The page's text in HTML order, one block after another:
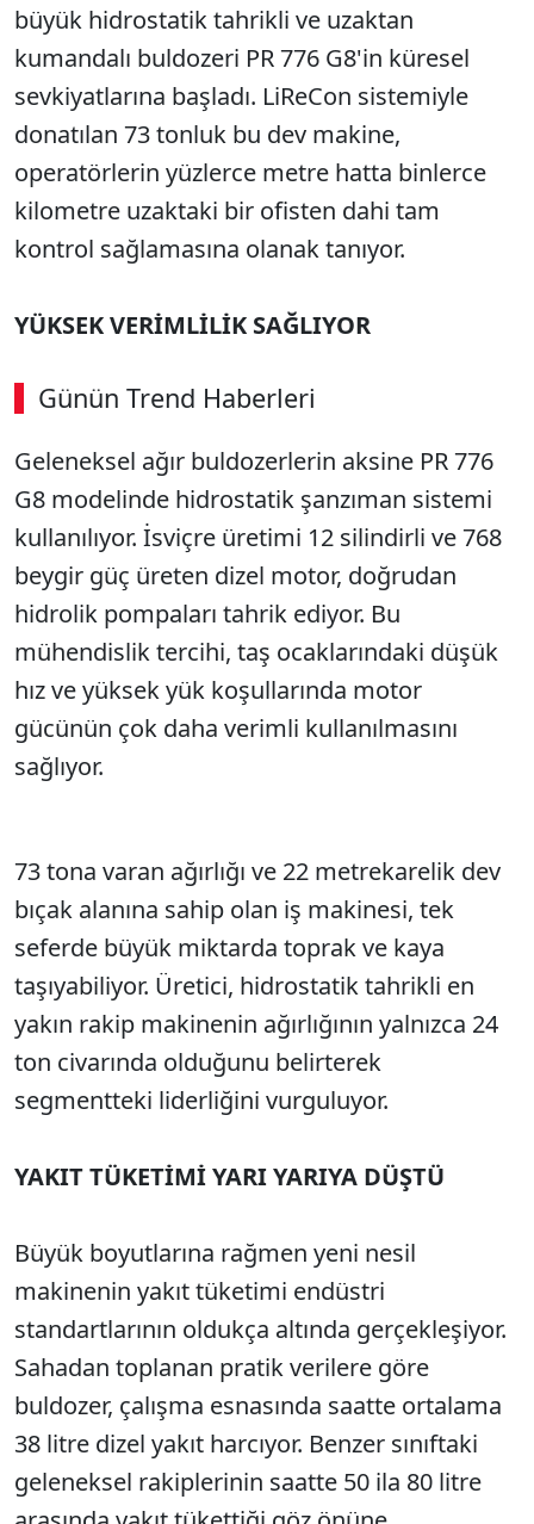
büyük hidrostatik tahrikli ve uzaktan
kumandalı buldozeri PR 776 G8'in küresel
sevkiyatlarına başladı. LiReCon sistemiyle
donatılan 73 tonluk bu dev makine,
operatörlerin yüzlerce metre hatta binlerce
kilometre uzaktaki bir ofisten dahi tam
kontrol sağlamasına olanak tanıyor.
YÜKSEK VERİMLİLİK SAĞLIYOR
Günün Trend Haberleri
00:02 / 08:15
Sesi Aç
Geleneksel ağır buldozerlerin aksine PR 776
G8 modelinde hidrostatik şanzıman sistemi
kullanılıyor. İsviçre üretimi 12 silindirli ve 768
beygir güç üreten dizel motor, doğrudan
hidrolik pompaları tahrik ediyor. Bu
mühendislik tercihi, taş ocaklarındaki düşük
hız ve yüksek yük koşullarında motor
gücünün çok daha verimli kullanılmasını
sağlıyor.
73 tona varan ağırlığı ve 22 metrekarelik dev
bıçak alanına sahip olan iş makinesi, tek
seferde büyük miktarda toprak ve kaya
taşıyabiliyor. Üretici, hidrostatik tahrikli en
yakın rakip makinenin ağırlığının yalnızca 24
ton civarında olduğunu belirterek
segmentteki liderliğini vurguluyor.
YAKIT TÜKETİMİ YARI YARIYA DÜŞTÜ
Büyük boyutlarına rağmen yeni nesil
makinenin yakıt tüketimi endüstri
standartlarının oldukça altında gerçekleşiyor.
Sahadan toplanan pratik verilere göre
buldozer, çalışma esnasında saatte ortalama
38 litre dizel yakıt harcıyor. Benzer sınıftaki
geleneksel rakiplerinin saatte 50 ila 80 litre